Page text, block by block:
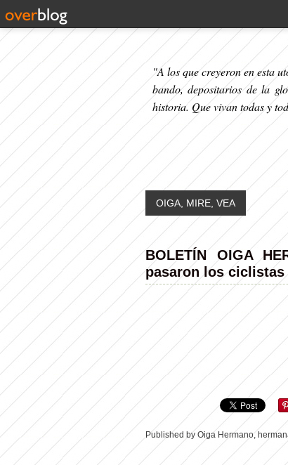
"A los que creyeron en esta
bando, depositarios de la
historia. Que vivan todas y
OIGA, MIRE, VEA
BOLETÍN OIGA
pasaron los ciclistas
Published by Oiga Hermano,